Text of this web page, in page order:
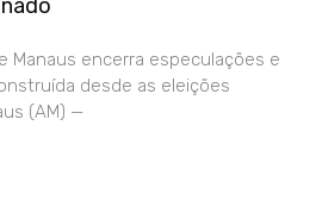
Manaus encerra especulações e
desde as eleições
(AM) —